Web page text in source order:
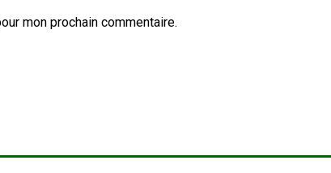
mon prochain commentaire.